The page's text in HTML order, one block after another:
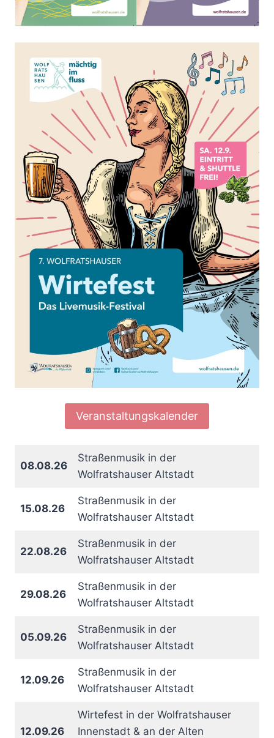
Veranstaltungskalender
08.08.26
Straßenmusik in der
Wolfratshauser Altstadt
15.08.26
Straßenmusik in der
Wolfratshauser Altstadt
22.08.26
Straßenmusik in der
Wolfratshauser Altstadt
29.08.26
Straßenmusik in der
Wolfratshauser Altstadt
05.09.26
Straßenmusik in der
Wolfratshauser Altstadt
12.09.26
Straßenmusik in der
Wolfratshauser Altstadt
12.09.26
Wirtefest in der Wolfratshauser
Innenstadt & an der Alten